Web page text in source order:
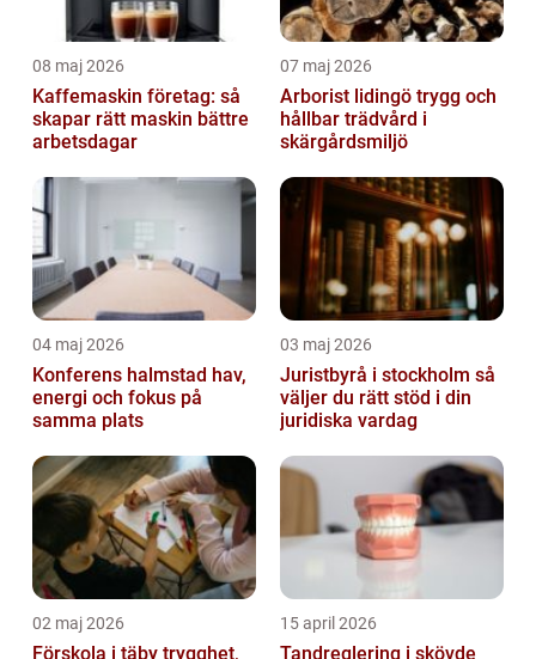
08 maj 2026
Kaffemaskin företag: så
skapar rätt maskin bättre
arbetsdagar
07 maj 2026
Arborist lidingö trygg och
hållbar trädvård i
skärgårdsmiljö
04 maj 2026
Konferens halmstad hav,
energi och fokus på
samma plats
03 maj 2026
Juristbyrå i stockholm så
väljer du rätt stöd i din
juridiska vardag
02 maj 2026
Förskola i täby trygghet,
15 april 2026
Tandreglering i skövde